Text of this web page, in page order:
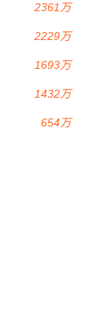
2361万
2229万
1693万
1432万
654万